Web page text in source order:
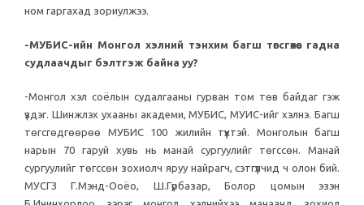
ном гаргахад зориулжээ.
-МУБИС-ийн Монгол хэлний тэнхим багш төгсгөхөөс гадна
судлаачдыг бэлтгэж байна уу?
-Монгол хэл соёлын судалгааны гурван том төв байдаг гэж
үздэг. Шинжлэх ухааны академи, МУБИС, МУИС-ийг хэлнэ. Багш
төгсгөдгөөрөө МУБИС 100 жилийн түүхтэй. Монголын багш
нарын 70 гаруй хувь нь манай сургуулийг төгссөн. Манай
сургуулийг төгссөн зохиолч яруу найрагч, сэтгүүлчид ч олон бий.
МУСГЗ Г.Мэнд-Ооёо, Ш.Гүрбазар, Болор цомын эзэн